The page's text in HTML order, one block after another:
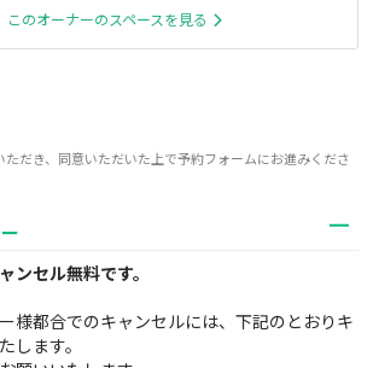
このオーナーのスペースを見る
だき、同意いただいた上で予約フォームにお進みくださ
ンセル無料です。
様都合でのキャンセルには、下記のとおりキ
します。